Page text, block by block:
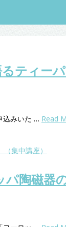
ティーパ
込みいた … Read
陶磁器